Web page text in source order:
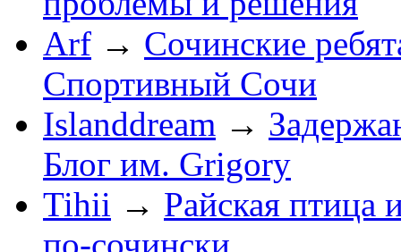
Arf → Сочинские
Спортивный Сочи
Islanddream →
Блог им. Grigory
Tihii → Райская птица